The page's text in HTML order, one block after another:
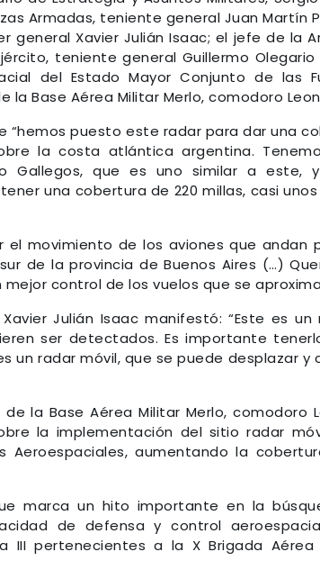
Armadas, teniente general Juan Martín
general Xavier Julián Isaac; el jefe de la
teniente general Guillermo
del Estado Mayor Conjunto de las
la Base Aérea Militar Merlo, comodoro
“hemos puesto este radar para dar una
la costa atlántica argentina.
Gallegos, que es uno similar a este,
una cobertura de 220 millas, casi
el movimiento de los aviones que andan
de la provincia de Buenos Aires (…)
control de los vuelos que se
Julián Isaac manifestó: “Este es
ser detectados. Es importante
un radar móvil, que se puede desplazar y
la Base Aérea Militar Merlo, comodoro
la implementación del sitio radar
Aeroespaciales, aumentando la
marca un hito importante en la
de defensa y control
III pertenecientes a la X Brigada Aérea